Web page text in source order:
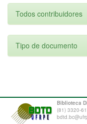
Todos contribuidores
Tipo de documento
Biblioteca
(81) 3320-